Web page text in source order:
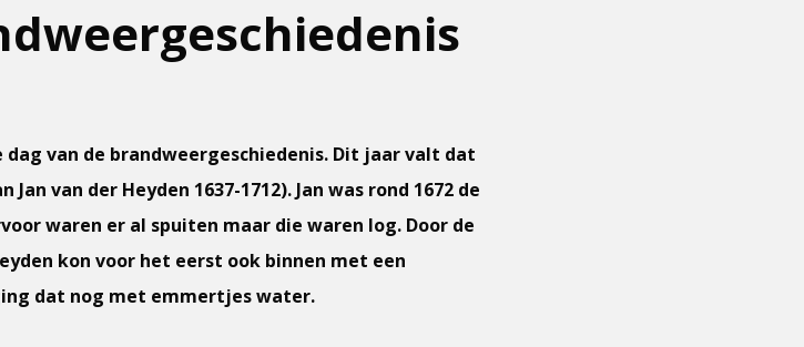
van de brandweergeschiedenis. Dit jaar valt dat
van der Heyden 1637-1712). Jan was rond 1672 de
waren er al spuiten maar die waren log. Door de
kon voor het eerst ook binnen met een
dat nog met emmertjes water.